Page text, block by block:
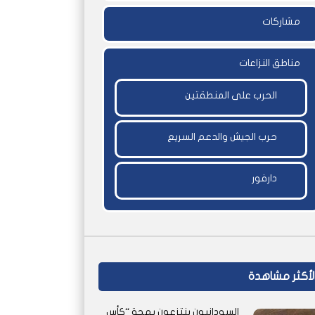
مشاركات
مناطق النزاعات
الحرب على المنطقتين
حرب الجيش والدعم السريع
دارفور
مشاهدة
السودانيون ينتزعون بهجة “كأس